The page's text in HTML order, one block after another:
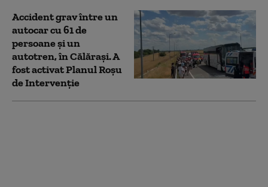
Accident grav între un
autocar cu 61 de
persoane și un
autotren, în Călărași. A
fost activat Planul Roșu
de Intervenție